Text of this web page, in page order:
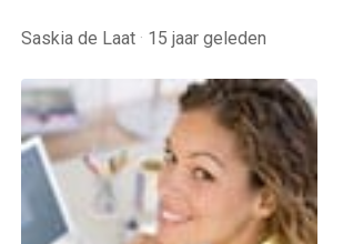
Saskia de Laat · 15 jaar geleden